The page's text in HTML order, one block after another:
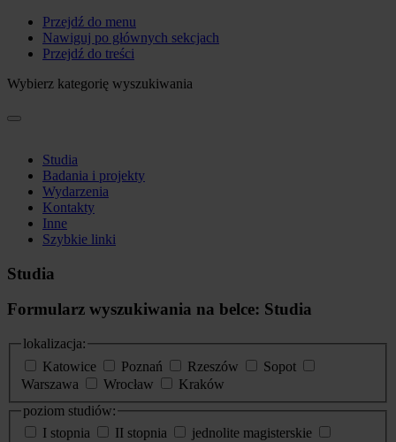
Przejdź do menu
Nawiguj po głównych sekcjach
Przejdź do treści
Wybierz kategorię wyszukiwania
Studia
Badania i projekty
Wydarzenia
Kontakty
Inne
Szybkie linki
Studia
Formularz wyszukiwania na belce: Studia
lokalizacja:
Katowice
Poznań Rzeszów
Sopot
Warszawa
Wrocław
Kraków
poziom studiów:
I stopnia
II stopnia
jednolite magisterskie